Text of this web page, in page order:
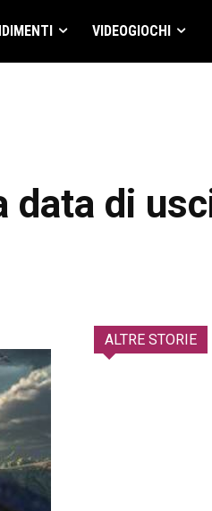
VIDEOGIOCHI
data di
ALTRE STORIE